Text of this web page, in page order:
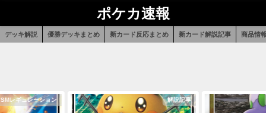
ポケカ速報
デッキ解説 優勝デッキまとめ 新カード反応まとめ 新カード解説記事 商品情
SMレギュレーション 解説記事